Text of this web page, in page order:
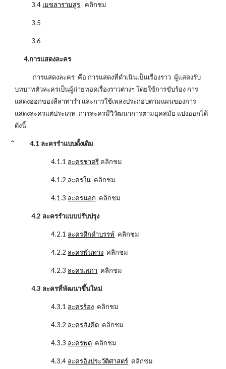
3.4 เมขลารามสูร คลิกชม
3.5
3.6
4.การแสดงละคร
การแสดงละคร คือ การแสดงที่ดำเนินเป็นเรื่องราว ผู้แสดงรับ
บทบาทตัวละครเป็นผู้ถ่ายทอดเรื่องราวต่างๆ โดยใช้การขับร้อง การ
แสดงออกของลีลาท่ารำ และการใช้เพลงประกอบตามแผนของการ
แสดงละครแต่ประเภท การละครมีวิวัฒนาการตามยุคสมัย แบ่งออกได้
ดังนี้
ิ4.1 ละครรำแบบดั้งเดิม
4.1.1 ละครชาตรี คลิกชม
4.1.2 ละครใน คลิกชม
4.1.3 ละครนอก คลิกชม
4.2 ละครรำแบบปรับปรุง
4.2.1 ละครดึกดำบรรพ์ คลิกชม
4.2.2 ละครพันทาง คลิกชม
4.2.3 ละครเสภา คลิกชม
4.3 ละครที่พัฒนาขึ้นใหม่
4.3.1 ละครร้อง คลิกชม
4.3.2 ละครสังคีต คลิกชม
4.3.3 ละครพูด คลิกชม
4.3.4 ละครอิงประวัติศาสตร์ คลิกชม